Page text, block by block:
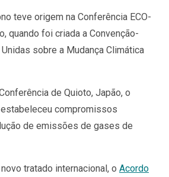
teve origem na Conferência ECO-
quando foi criada a Convenção-
sobre a Mudança Climática
de Quioto, Japão, o
estabeleceu compromissos
de emissões de gases de
tratado internacional, o Acordo